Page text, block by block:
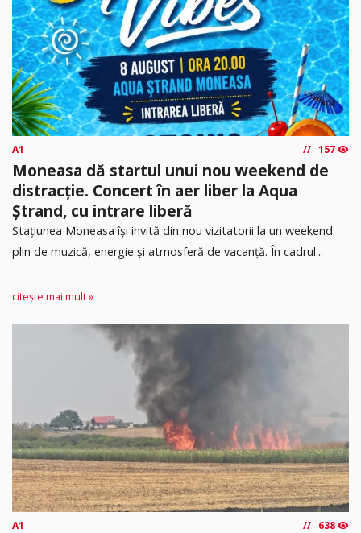
A1 157
Moneasa dă startul unui nou weekend de
distracție. Concert în aer liber la Aqua
Ștrand, cu intrare liberă
Stațiunea Moneasa își invită din nou vizitatorii la un weekend
plin de muzică, energie și atmosferă de vacanță. În cadrul...
citește mai mult »
A1 638